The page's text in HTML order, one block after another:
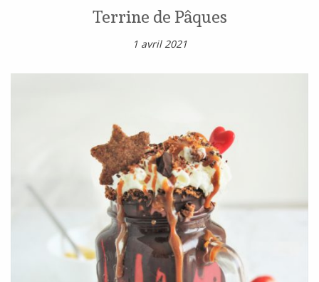
Terrine de Pâques
1 avril 2021